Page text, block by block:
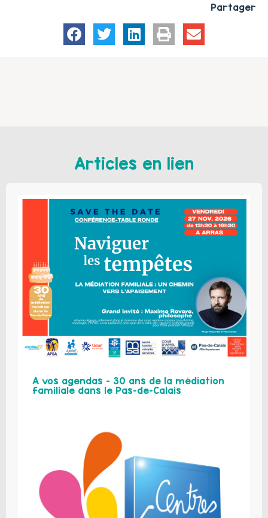
Partager
Articles en lien
A vos agendas – 30 ans de la médiation
familiale dans le Pas-de-Calais